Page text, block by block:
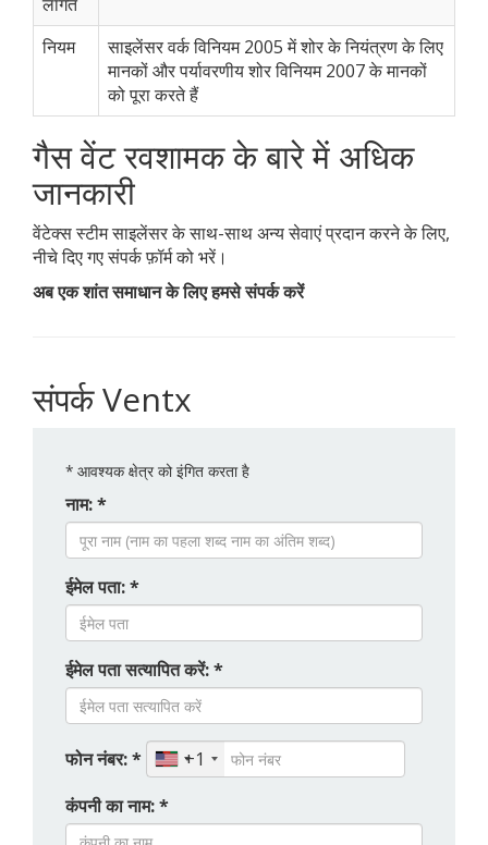
नियम
साइलेंसर वर्क विनियम 2005 में शोर के नियंत्रण के लिए
मानकों और पर्यावरणीय शोर विनियम 2007 के मानकों
को पूरा करते हैं
गैस वेंट रवशामक के बारे में अधिक
जानकारी
वेंटेक्स स्टीम साइलेंसर के साथ-साथ अन्य सेवाएं प्रदान करने के लिए,
नीचे दिए गए संपर्क फ़ॉर्म को भरें।
अब एक शांत समाधान के लिए हमसे संपर्क करें
संपर्क Ventx
* आवश्यक क्षेत्र को इंगित करता है
नाम: *
ईमेल पता: *
ईमेल पता सत्यापित करें: *
फोन नंबर: *
+1
कंपनी का नाम: *